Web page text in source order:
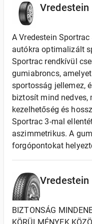
Vredestein
A Vredestein
autókra optimalizált
Sportrac rendkívül
gumiabroncs,
sportosság jellemez,
biztosít mind nedves,
kezelhetőség és
Sportrac 3-mal
aszimmetrikus. A
forgópontokat
Vredestein
BIZTONSÁG